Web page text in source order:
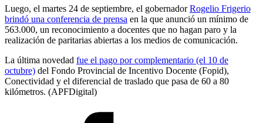
Luego, el martes 24 de septiembre, el gobernadorRogelio Frigerio
brindó una conferencia de prensa en la que anunció un mínimo de
563.000, un reconocimiento a docentes que no hagan paro y la
realización de paritarias abiertas a los medios de comunicación.
La última novedad fue el pago por complementario (el 10 de
octubre) del Fondo Provincial de Incentivo Docente (Fopid),
Conectividad y el diferencial de traslado que pasa de 60 a 80
kilómetros. (APFDigital)